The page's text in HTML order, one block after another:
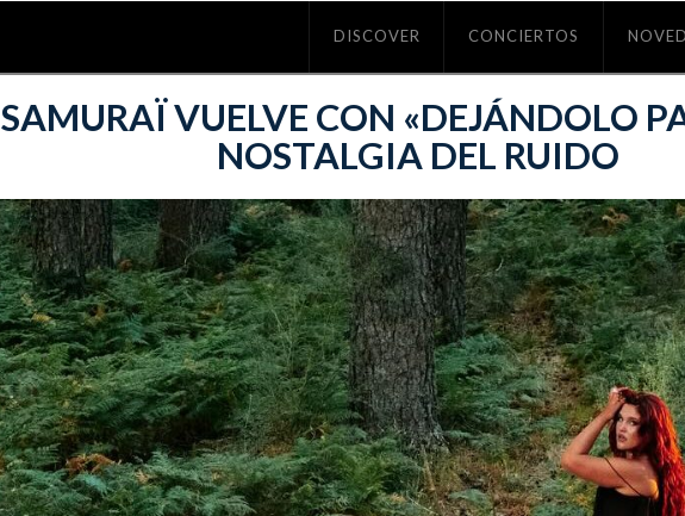
DISCOVER CONCIERTOS
SAMURAÏ VUELVE CON «DEJÁNDOLO
NOSTALGIA DEL RUIDO